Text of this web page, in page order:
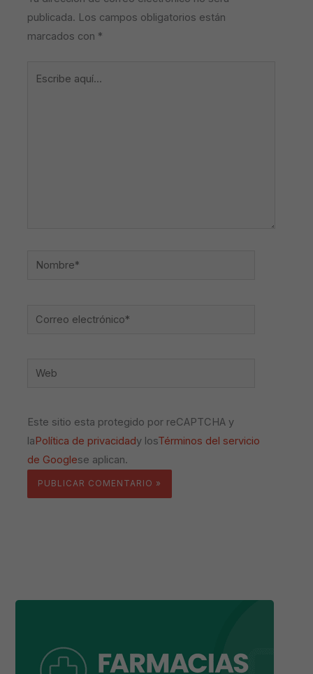
publicada. Los campos obligatorios están
marcados con *
Nombre*
Correo
Web
Este sitio esta protegido por reCAPTCHA y
laPolítica de privacidady losTérminos del servicio
de Googlese aplican.